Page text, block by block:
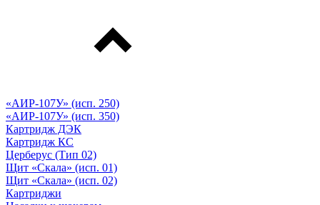
«АИР-107У» (исп. 250)
«АИР-107У» (исп. 350)
Картридж ДЭК
Картридж КС
Церберус (Тип 02)
Щит «Скала» (исп. 01)
Щит «Скала» (исп. 02)
Картриджи